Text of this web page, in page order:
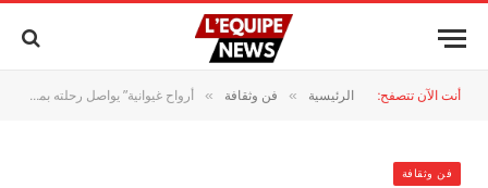
أنت الآن تتصفح: الرئيسية » فن وثقافة » أرواح غيوانية” يواصل رحلته بمديونة ببرنامج يحتفي بإبداع المرأة
فن وثقافة